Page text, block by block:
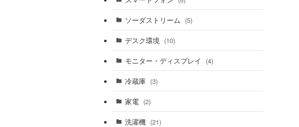
ソーダストリーム (5)
デスク環境 (10)
モニター・ディスプレイ (4)
冷蔵庫 (3)
家電 (2)
洗濯機 (21)